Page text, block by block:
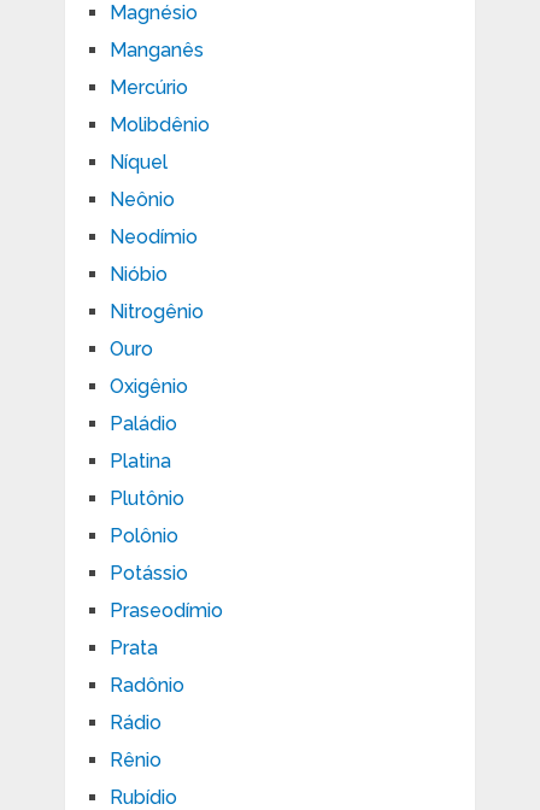
Magnésio
Manganês
Mercúrio
Molibdênio
Níquel
Neônio
Neodímio
Nióbio
Nitrogênio
Ouro
Oxigênio
Paládio
Platina
Plutônio
Polônio
Potássio
Praseodímio
Prata
Radônio
Rádio
Rênio
Rubídio